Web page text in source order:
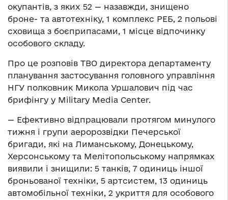
окупантів, з яких 52 — назавжди, знищено
броне- та автотехніку, 1 комплекс РЕБ, 2 польові
сховища з боєприпасами, 1 місце відпочинку
особового складу.
Про це розповів ТВО директора департаменту
планування застосування головного управління
НГУ полковник Микола Уршалович під час
брифінгу у Military Media Center.
— Ефективно відпрацювали протягом минулого
тижня і групи аеророзвідки Печерської
бригади, які на Лиманському, Донецькому,
Херсонському та Мелітопольському напрямках
виявили і знищили: 5 танків, 7 одиниць іншої
броньованої техніки, 5 артсистем, 13 одиниць
автомобільної техніки, 2 укриття для особового